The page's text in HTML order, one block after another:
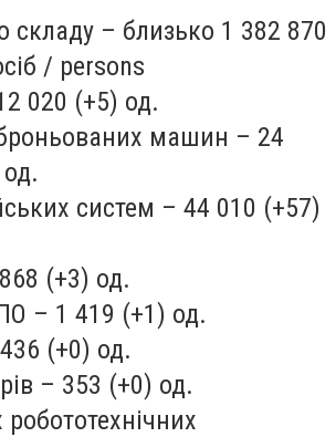
складу – близько 1 382 870
/ persons
020 (+5) од.
машин – 24
систем – 44 010 (+57)
(+3) од.
– 1 419 (+1) од.
(+0) од.
– 353 (+0) од.